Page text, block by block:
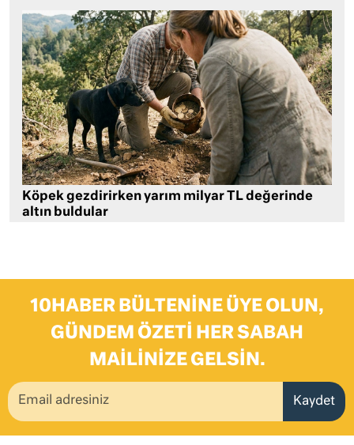
Köpek gezdirirken yarım milyar TL değerinde
altın buldular
10HABER BÜLTENINE ÜYE OLUN,
GÜNDEM ÖZETI HER SABAH
MAILINIZE GELSIN.
Kaydet